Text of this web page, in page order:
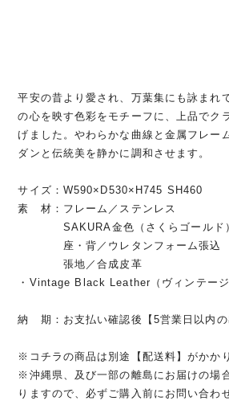
平安の昔より愛され、万葉集にも詠まれ
の心を映す色彩をモチーフに、上品でク
げました。やわらかな曲線と金属フレー
ダンと伝統美を静かに調和させます。
サイズ：W590×D530×H745 SH460
素 材：フレーム／ステンレス
SAKURA金色（さくらゴールド
座・背／ウレタンフォーム張込
張地／合成皮革
・Vintage Black Leather（ヴィンテージ
納 期：お支払い確認後【5営業日以内の
※コチラの商品は別途【配送料】がかか
※沖縄県、及び一部の離島にお届けの場
りますので、必ずご購入前にお問い合わ